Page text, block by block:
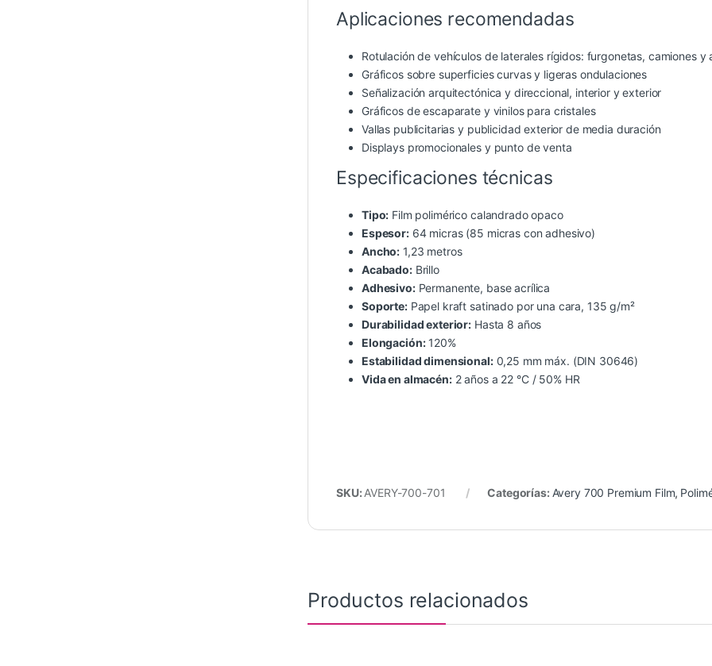
Aplicaciones recomendadas
Rotulación de vehículos de laterales rígidos: furgonetas, camiones y
Gráficos sobre superficies curvas y ligeras ondulaciones
Señalización arquitectónica y direccional, interior y exterior
Gráficos de escaparate y vinilos para cristales
Vallas publicitarias y publicidad exterior de media duración
Displays promocionales y punto de venta
Especificaciones técnicas
Tipo: Film polimérico calandrado opaco
Espesor:64 micras (85 micras con adhesivo)
Ancho: 1,23 metros
Acabado:Brillo
Adhesivo:Permanente, base acrílica
Soporte:Papel kraft satinado por una cara, 135 g/m²
Durabilidad exterior: Hasta 8 años
Elongación:120%
Estabilidad dimensional:0,25 mm máx. (DIN 30646)
Vida en almacén:2 años a 22 °C / 50% HR
SKU:AVERY-700-701 Categorías: Avery 700 Premium Film,
Productos relacionados